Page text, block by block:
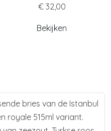
€ 32,00
Bekijken
bries van de Istanbul
royale 515ml variant.